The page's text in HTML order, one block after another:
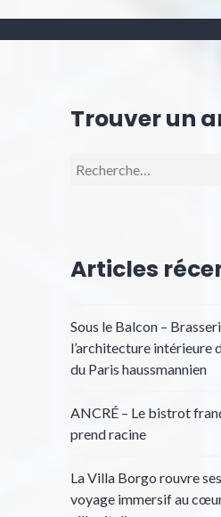
Trouver un
Recherche
Articles
Sous le Balcon –
l’architecture intérieure
du Paris haussmannien
ANCRÉ – Le bistrot
prend racine
La Villa Borgo rouvre
voyage immersif au